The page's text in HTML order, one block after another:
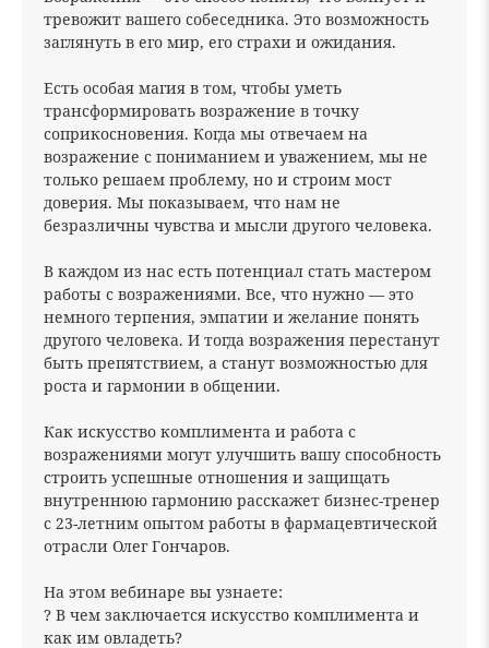
тревожит вашего собеседника. Это возможность
заглянуть в его мир, его страхи и ожидания.
Есть особая магия в том, чтобы уметь
трансформировать возражение в точку
соприкосновения. Когда мы отвечаем на
возражение с пониманием и уважением, мы не
только решаем проблему, но и строим мост
доверия. Мы показываем, что нам не
безразличны чувства и мысли другого человека.
В каждом из нас есть потенциал стать мастером
работы с возражениями. Все, что нужно — это
немного терпения, эмпатии и желание понять
другого человека. И тогда возражения перестанут
быть препятствием, а станут возможностью для
роста и гармонии в общении.
Как искусство комплимента и работа с
возражениями могут улучшить вашу способность
строить успешные отношения и защищать
внутреннюю гармонию расскажет бизнес-тренер
с 23-летним опытом работы в фармацевтической
отрасли Олег Гончаров.
На этом вебинаре вы узнаете:
? В чем заключается искусство комплимента и
как им овладеть?